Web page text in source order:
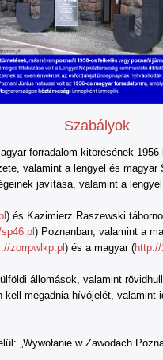
Szabályok
forradalom kitörésének
valamint a lengyel és
javítása, valamint a
) és Kazimierz Raszewski
) Poznanban, valamint a
zorrpwlkp.pl) és a magyar (
állomások, valamint
megadnia hívójelét,
„Wywołanie w Zawodach